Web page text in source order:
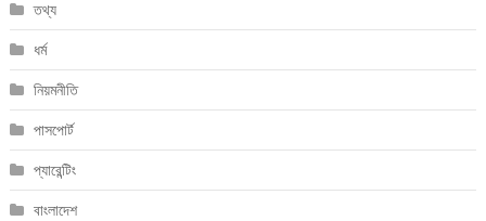
তথ্য
ধর্ম
নিয়মনীতি
পাসপোর্ট
প্যারেন্টিং
বাংলাদেশ